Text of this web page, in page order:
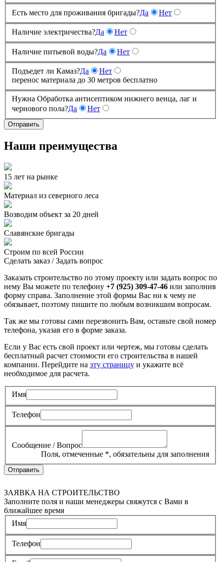
Есть место для проживания бригады?Да Нет
Наличие электричества?Да Нет
Наличие питьевой воды?Да Нет
Подъедет ли Камаз?Да
Нет
перенос материала до 30 метров бесплатно
Нужна Обработка антисептиком нижнего венца, лаг и
чернового пола?Да Нет
Отправить
Наши преимущества
15 лет на рынке
Материал из северного леса
Возводим объект за 20 дней
Славянские бригады
Строим по всей России
Сделать заказ / Задать вопрос
Заказать строительство по этому проекту или задать вопрос по
нему Вы можете по телефону +7 (925) 309-47-46 или заполнив
форму справа. Заполнение этой формы Вас ни к чему не
обязывает, поэтому пишите по любым возникшим вопросам.
Так же мы готовы сами перезвонить Вам, оставьте свой номер
телефона, указав его в форме заказа.
Если у Вас есть свой проект или чертеж, мы готовы сделать
бесплатный расчет стоимости его строительства в нашей
компании. Перейдите на эту страницу и укажите всё
необходимое для расчета.
Имя
Телефон
Сообщение / Вопрос
Поля, отмеченные *, обязательны для заполнения
Отправить
ЗАЯВКА НА СТРОИТЕЛЬСТВО
Заполните поля и наши менеджеры свяжутся с Вами в
ближайшее время
Имя
Телефон